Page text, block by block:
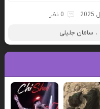
0 نظر
، سامان جلیلی